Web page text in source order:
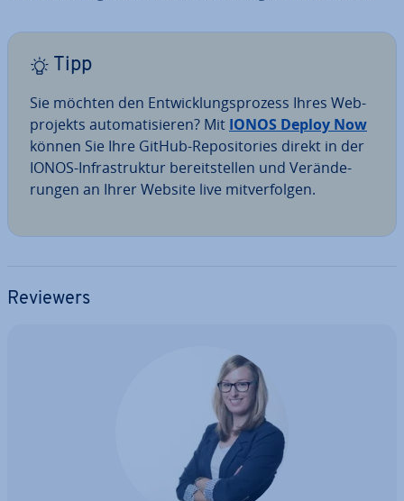
Tipp
Sie möchten den Ent­wick­lungs­pro­zess Ihres Web­
pro­jekts au­to­ma­ti­sie­ren? Mit IONOS Deploy Now
können Sie Ihre GitHub-Re­po­si­to­ries direkt in der
IONOS-In­fra­struk­tur be­reit­stel­len und Ver­än­de­
run­gen an Ihrer Website live mit­ver­fol­gen.
Reviewers